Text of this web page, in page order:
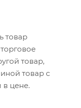
товар
товар,
товар с
в цене.